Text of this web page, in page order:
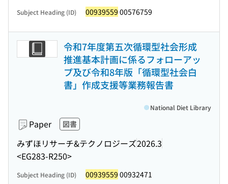
Subject Heading (ID) 00939559 00576759
令和7年度第五次循環型社会形成
推進基本計画に係るフォローアッ
プ及び令和8年版「循環型社会白
書」作成支援等業務報告書
Paper 図書
みずほリサーチ&テクノロジーズ2026.3
<EG283-R250>
National Diet Library
Subject Heading (ID) 00939559 00932471